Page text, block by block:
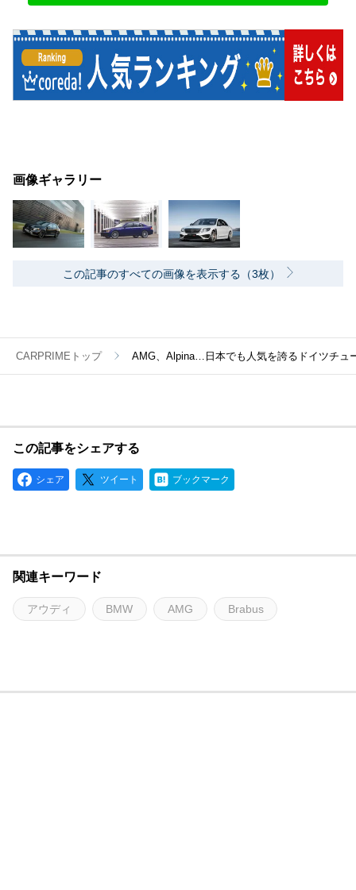
画像ギャラリー
この記事のすべての画像を表示する（3枚）
CARPRIMEトップ AMG、Alpina…日本でも人気を誇るドイツチュ
この記事をシェアする
シェア ツイート ブックマーク
関連キーワード
アウディ BMW AMG Brabus